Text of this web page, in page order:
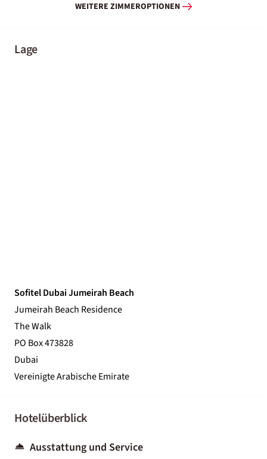
WEITERE ZIMMEROPTIONEN
Lage
Sofitel Dubai Jumeirah Beach
Jumeirah Beach Residence
The Walk
PO Box 473828
Dubai
Vereinigte Arabische Emirate
Hotelüberblick
Ausstattung und Service